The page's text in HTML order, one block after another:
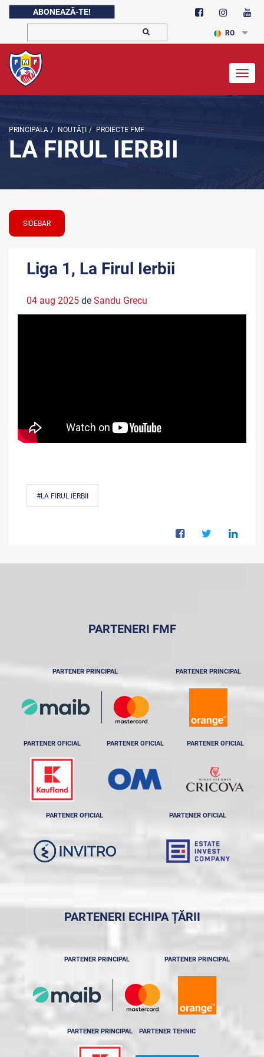
ABONEAZĂ-TE!
RO
PRINCIPALA / NOUTĂŢI / PROIECTE FMF
LA FIRUL IERBII
SIDEBAR
Liga 1, La Firul Ierbii
04 aug 2025 de Sandu Grecu
#LA FIRUL IERBII
PARTENERI FMF
PARTENER PRINCIPAL PARTENER PRINCIPAL
PARTENER OFICIAL PARTENER OFICIAL PARTENER OFICIAL
PARTENER OFICIAL PARTENER OFICIAL
PARTENERI ECHIPA ȚĂRII
PARTENER PRINCIPAL PARTENER PRINCIPAL
PARTENER PRINCIPAL PARTENER TEHNIC